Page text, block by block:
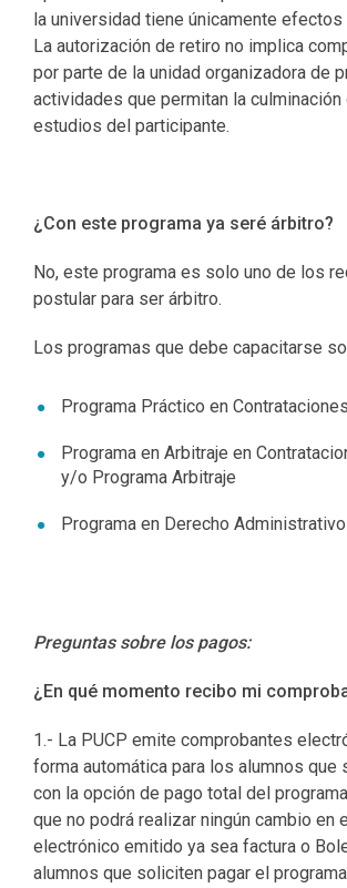
la universidad tiene únicamente efectos
La autorización de retiro no implica
por parte de la unidad organizadora de
actividades que permitan la culminación
estudios del participante.
¿Con este programa ya seré árbitro?
No, este programa es solo uno de los
postular para ser árbitro.
Los programas que debe capacitarse
Programa Práctico en
Programa en Arbitraje en
y/o Programa Arbitraje
Programa en Derecho
Preguntas sobre los pagos:
¿En qué momento recibo mi
1.- La PUCP emite comprobantes
forma automática para los alumnos que
con la opción de pago total del
que no podrá realizar ningún cambio en
electrónico emitido ya sea factura o
alumnos que soliciten pagar el